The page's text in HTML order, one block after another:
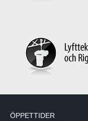
ÖPPETTIDER